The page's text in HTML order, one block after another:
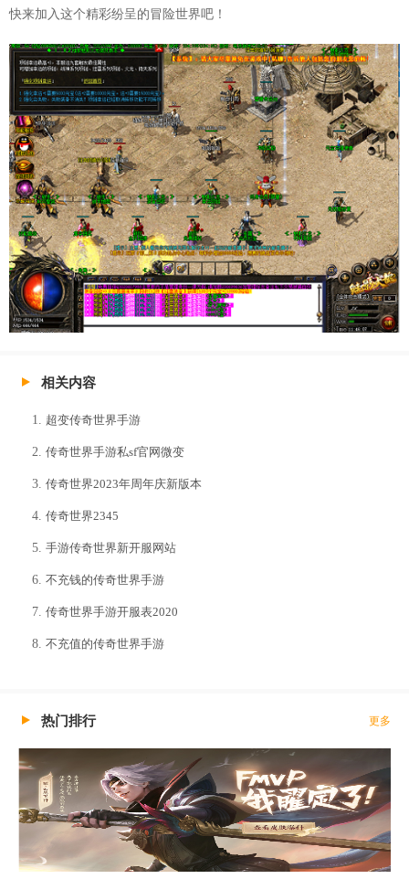
快来加入这个精彩纷呈的冒险世界吧！
相关内容
超变传奇世界手游
传奇世界手游私sf官网微变
传奇世界2023年周年庆新版本
传奇世界2345
手游传奇世界新开服网站
不充钱的传奇世界手游
传奇世界手游开服表2020
不充值的传奇世界手游
热门排行 更多